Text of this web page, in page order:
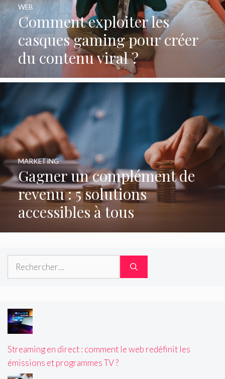
Comment exploiter les
casques gaming pour créer
du contenu viral ?
WEB
Gagner un complément de
revenu : 5 solutions
accessibles à tous
MARKETING
Rechercher :
Streaming en direct : comment le web redéfinit les
émissions et programmes TV ?